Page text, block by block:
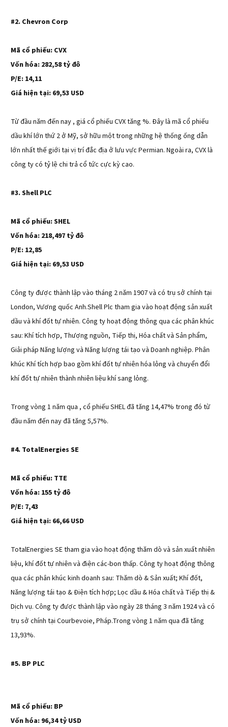
#2. Chevron Corp
Mã cổ phiếu: CVX
Vốn hóa: 282,58 tỷ đô
P/E: 14,11
Giá hiện tại: 69,53 USD
Từ đầu năm đến nay , giá cổ phiếu CVX tăng %. Đây là mã cổ phiếu
dầu khí lớn thứ 2 ở Mỹ, sở hữu một trong những hệ thống ống dẫn
lớn nhất thế giới tại vị trí đắc địa ở lưu vực Permian. Ngoài ra, CVX là
công ty có tỷ lệ chi trả cổ tức cực kỳ cao.
#3. Shell PLC
Mã cổ phiếu: SHEL
Vốn hóa: 218,497 tỷ đô
P/E: 12,85
Giá hiện tại: 69,53 USD
Công ty được thành lập vào tháng 2 năm 1907 và có trụ sở chính tại
London, Vương quốc Anh.Shell Plc tham gia vào hoạt động sản xuất
dầu và khí đốt tự nhiên. Công ty hoạt động thông qua các phân khúc
sau: Khí tích hợp, Thượng nguồn, Tiếp thị, Hóa chất và Sản phẩm,
Giải pháp Năng lượng và Năng lượng tái tạo và Doanh nghiệp. Phân
khúc Khí tích hợp bao gồm khí đốt tự nhiên hóa lỏng và chuyển đổi
khí đốt tự nhiên thành nhiên liệu khí sang lỏng.
Trong vòng 1 năm qua , cổ phiếu SHEL đã tăng 14,47% trong đó từ
đầu năm đến nay đã tăng 5,57%.
#4. TotalEnergies SE
Mã cổ phiếu: TTE
Vốn hóa: 155 tỷ đô
P/E: 7,43
Giá hiện tại: 66,66 USD
TotalEnergies SE tham gia vào hoạt động thăm dò và sản xuất nhiên
liệu, khí đốt tự nhiên và điện các-bon thấp. Công ty hoạt động thông
qua các phân khúc kinh doanh sau: Thăm dò & Sản xuất; Khí đốt,
Năng lượng tái tạo & Điện tích hợp; Lọc dầu & Hóa chất và Tiếp thị &
Dịch vụ. Công ty được thành lập vào ngày 28 tháng 3 năm 1924 và có
trụ sở chính tại Courbevoie, Pháp.Trong vòng 1 năm qua đã tăng
13,93%.
#5. BP PLC
Mã cổ phiếu: BP
Vốn hóa: 96,34 tỷ USD